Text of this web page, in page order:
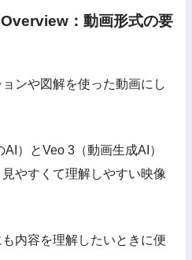
：動画形式の要
ンや図解を使った動画にし
）とVeo 3（動画生成AI）
やすくて理解しやすい映像
内容を理解したいときに便